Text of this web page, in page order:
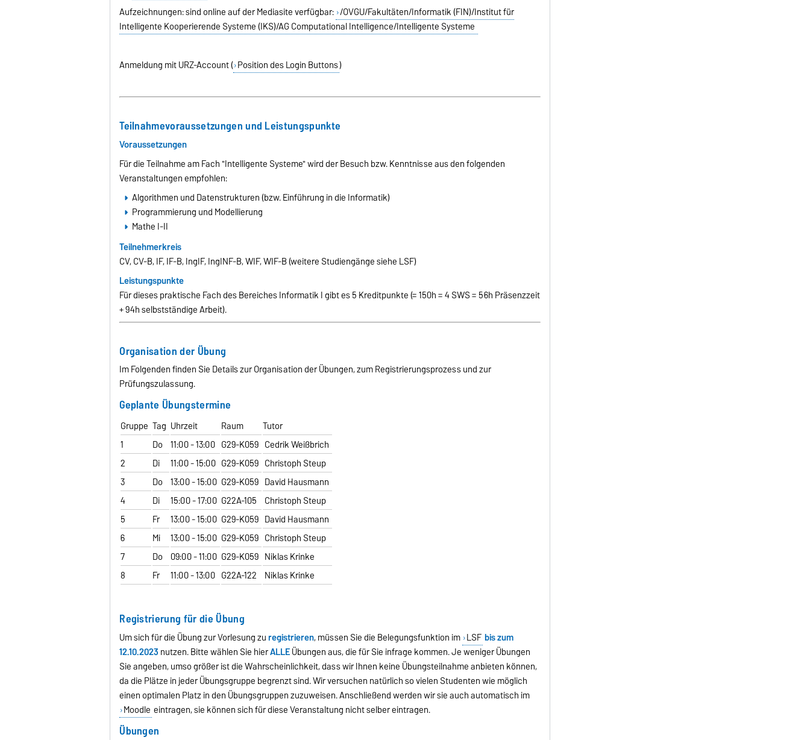
Aufzeichnungen: sind online auf der Mediasite verfügbar: /OVGU/Fakultäten/Informatik (FIN)/Institut für
Intelligente Kooperierende Systeme (IKS)/AG Computational Intelligence/Intelligente Systeme
Anmeldung mit URZ-Account ( Position des Login Buttons)
Teilnahmevoraussetzungen und Leistungspunkte
Voraussetzungen
Für die Teilnahme am Fach "Intelligente Systeme" wird der Besuch bzw. Kenntnisse aus den folgenden
Veranstaltungen empfohlen:
Algorithmen und Datenstrukturen (bzw. Einführung in die Informatik)
Programmierung und Modellierung
Mathe I-II
Teilnehmerkreis
CV, CV-B, IF, IF-B, IngIF, IngINF-B, WIF, WIF-B (weitere Studiengänge siehe LSF)
Leistungspunkte
Für dieses praktische Fach des Bereiches Informatik I gibt es 5 Kreditpunkte (= 150h = 4 SWS = 56h Präsenzzeit
+ 94h selbstständige Arbeit).
Organisation der Übung
Im Folgenden finden Sie Details zur Organisation der Übungen, zum Registrierungsprozess und zur
Prüfungszulassung.
Geplante Übungstermine
Gruppe Tag Uhrzeit Raum
Tutor
1
Do 11:00 - 13:00 G29-K059 Cedrik Weißbrich
2
Di 11:00 - 15:00 G29-K059 Christoph Steup
3
Do 13:00 - 15:00 G29-K059 David Hausmann
4
Di 15:00 - 17:00 G22A-105
Christoph Steup
5
Fr 13:00 - 15:00 G29-K059 David Hausmann
6
Mi 13:00 - 15:00 G29-K059 Christoph Steup
7
Do 09:00 - 11:00 G29-K059 Niklas Krinke
8
Fr 11:00 - 13:00 G22A-122 Niklas Krinke
Registrierung für die Übung
Um sich für die Übung zur Vorlesung zuregistrieren, müssen Sie die Belegungsfunktion im LSF bis zum
12.10.2023 nutzen. Bitte wählen Sie hierALLEÜbungen aus, die für Sie infrage kommen. Je weniger Übungen
Sie angeben, umso größer ist die Wahrscheinlichkeit, dass wir Ihnen keine Übungsteilnahme anbieten können,
da die Plätze in jeder Übungsgruppe begrenzt sind. Wir versuchen natürlich so vielen Studenten wie möglich
einen optimalen Platz in den Übungsgruppen zuzuweisen. Anschließend werden wir sie auch automatisch im
Moodle eintragen, sie können sich für diese Veranstaltung nicht selber eintragen.
Übungen